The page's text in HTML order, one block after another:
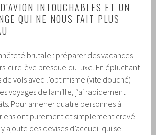
INTOUCHABLES ET UN
QUI NE NOUS FAIT PLUS
brutale : préparer des vacances
ci relève presque du luxe. En épluchant
vols avec l’optimisme (vite douché)
voyages de famille, j’ai rapidement
Pour amener quatre personnes à
ont purement et simplement crevé
ajoute des devises d’accueil qui se